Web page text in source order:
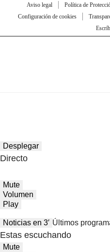
Aviso legal Política de
Configuración de cookies
Desplegar
Directo
Mute
Volumen
Play
Noticias en 3′ Últimos
Estas escuchando
Mute